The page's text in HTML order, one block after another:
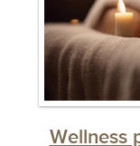
Wellness